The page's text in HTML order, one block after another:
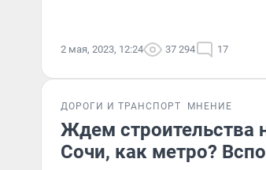
2 мая, 2023, 12:24 37 294 17
ДОРОГИ И ТРАНСПОРТ МНЕНИЕ
Ждем строительства
Сочи, как метро?